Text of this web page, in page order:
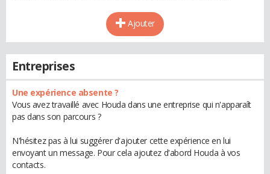
Ajouter
Entreprises
Une expérience absente ?
Vous avez travaillé avec Houda dans une entreprise qui n'apparaît
pas dans son parcours ?
N'hésitez pas à lui suggérer d'ajouter cette expérience en lui
envoyant un message. Pour cela ajoutez d'abord Houda à vos
contacts.